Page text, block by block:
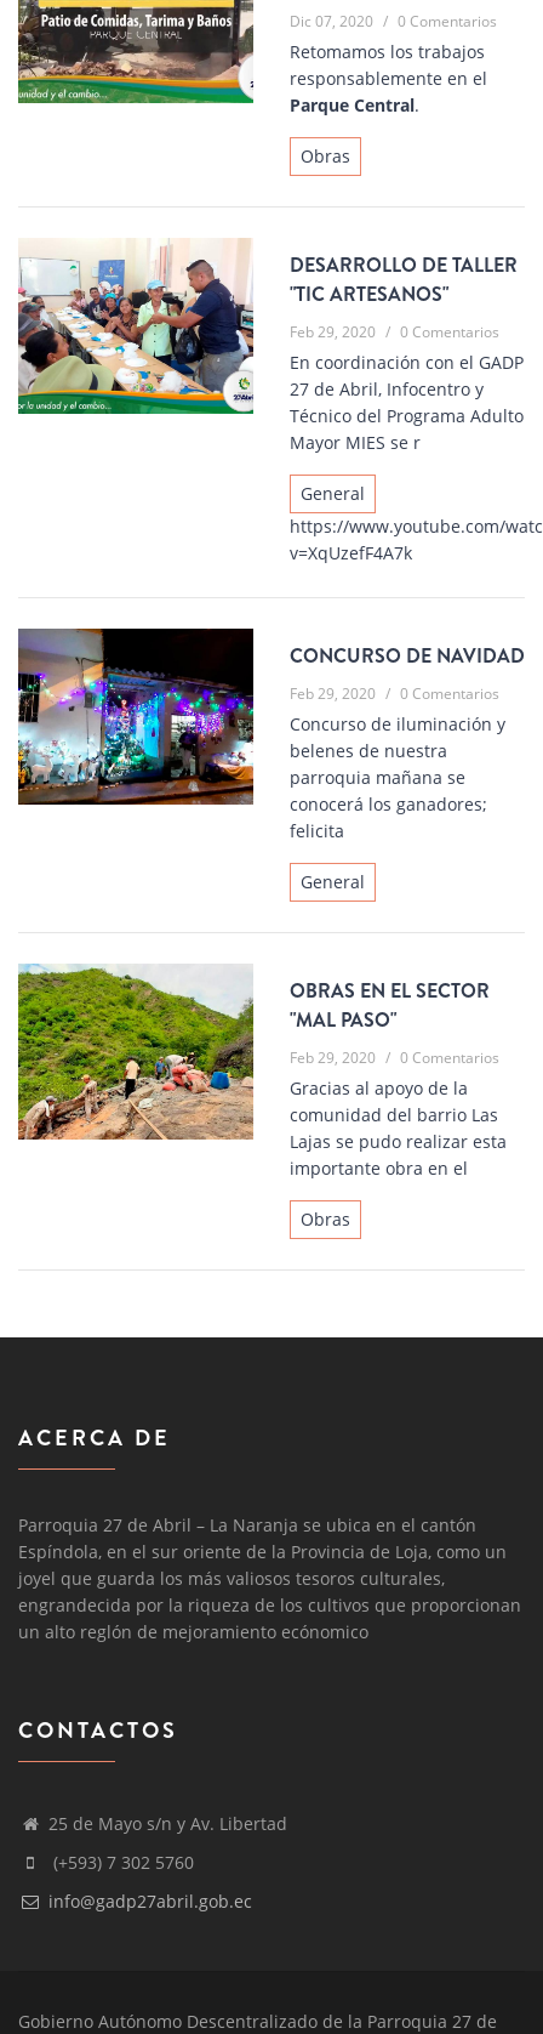
Dic 07, 2020 / 0 Comentarios
Retomamos los trabajos
responsablemente en el
Parque Central.
Obras
DESARROLLO DE TALLER
"TIC ARTESANOS"
Feb 29, 2020 / 0 Comentarios
En coordinación con el GADP
27 de Abril, Infocentro y
Técnico del Programa Adulto
Mayor MIES se r
General
https://www.youtube.com/
v=XqUzefF4A7k
CONCURSO DE NAVIDAD
Feb 29, 2020 / 0 Comentarios
Concurso de iluminación y
belenes de nuestra
parroquia mañana se
conocerá los ganadores;
felicita
General
OBRAS EN EL SECTOR
"MAL PASO"
Feb 29, 2020 / 0 Comentarios
Gracias al apoyo de la
comunidad del barrio Las
Lajas se pudo realizar esta
importante obra en el
Obras
ACERCA DE
Parroquia 27 de Abril – La Naranja se ubica en el cantón
Espíndola, en el sur oriente de la Provincia de Loja, como un
joyel que guarda los más valiosos tesoros culturales,
engrandecida por la riqueza de los cultivos que proporcionan
un alto reglón de mejoramiento ecónomico
CONTACTOS
25 de Mayo s/n y Av. Libertad
(+593) 7 302 5760
info@gadp27abril.gob.ec
Gobierno Autónomo Descentralizado de la Parroquia 27 de